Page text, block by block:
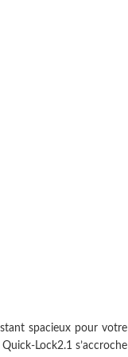
spacieux pour votre
Lock2.1 s’accroche